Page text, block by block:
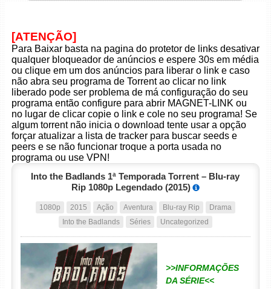
[ATENÇÃO]
Para Baixar basta na pagina do protetor de links desativar
qualquer bloqueador de anúncios e espere 30s em média
ou clique em um dos anúncios para liberar o link e caso
não abra seu programa de Torrent ao clicar no link
liberado pode ser problema de má configuração do seu
programa então configure para abrir MAGNET-LINK ou
no lugar de clicar copie o link e cole no seu programa! Se
algum torrent não inicia o download tente usar a opção
forçar atualizar a lista de tracker para buscar seeds e
peers e se não funcionar troque a porta usada no
programa ou use VPN!
Into the Badlands 1ª Temporada Torrent – Blu-ray
Rip 1080p Legendado (2015)
1080p 2015 Ação Aventura Blu-ray Rip
Drama
Into the Badlands
Séries Uncategorized
>>INFORMAÇÕES
DA SÉRIE<<